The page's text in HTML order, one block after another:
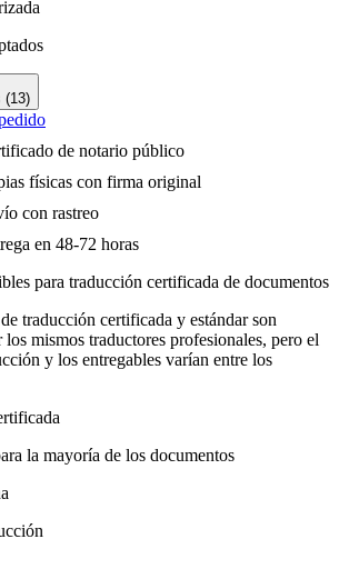
(13)
de notario público
físicas con firma original
con rastreo
en 48-72 horas
para traducción certificada de documentos
traducción certificada y estándar son
los mismos traductores profesionales, pero el
y los entregables varían entre los
la mayoría de los documentos